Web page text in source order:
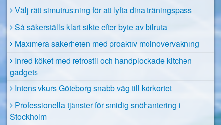
Välj rätt simutrustning för att lyfta dina träningspass
Så säkerställs klart sikte efter byte av bilruta
Maximera säkerheten med proaktiv molnövervakning
Inred köket med retrostil och handplockade kitchen
gadgets
Intensivkurs Göteborg snabb väg till körkortet
Professionella tjänster för smidig snöhantering i
Stockholm